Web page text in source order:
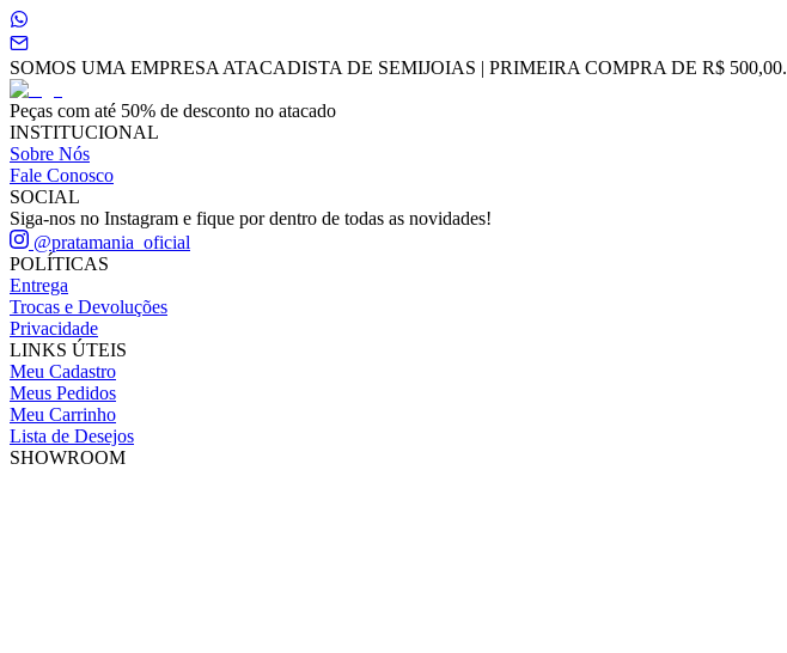
SOMOS UMA EMPRESA ATACADISTA DE SEMIJOIAS | PRIMEIRA COMPRA DE R$ 500,00.
Peças com até 50% de desconto no atacado
INSTITUCIONAL
Sobre Nós
Fale Conosco
SOCIAL
Siga-nos no Instagram e fique por dentro de todas as novidades!
@pratamania_oficial
POLÍTICAS
Entrega
Trocas e Devoluções
Privacidade
LINKS ÚTEIS
Meu Cadastro
Meus Pedidos
Meu Carrinho
Lista de Desejos
SHOWROOM